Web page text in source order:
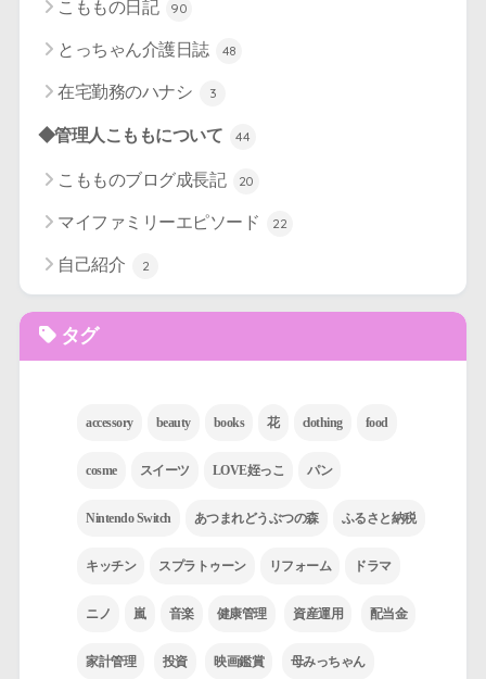
こももの日記 90
とっちゃん介護日誌 48
在宅勤務のハナシ 3
◆管理人こももについて 44
こもものブログ成長記 20
マイファミリーエピソード 22
自己紹介 2
タグ
accessory beauty books 花 clothing food
cosme スイーツ LOVE姪っこ パン
Nintendo Switch あつまれどうぶつの森 ふるさと納税
キッチン スプラトゥーン リフォーム ドラマ
ニノ 嵐 音楽 健康管理 資産運用 配当金
家計管理 投資 映画鑑賞 母みっちゃん